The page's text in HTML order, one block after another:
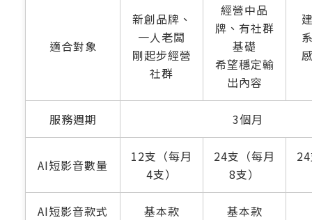
適合對象
新創品牌、
一人老闆
剛起步經營
社群
經營中品
牌、有社群
基礎
希望穩定輸
出內容
服務週期 3個月
AI短影音數量
12支（每月
4支）
24支（每月
8支）
AI短影音款式 基本款 基本款